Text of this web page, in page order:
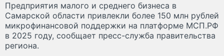
Предприятия малого и среднего бизнеса в
Самарской области привлекли более 150 млн рублей
микрофинансовой поддержки на платформе МСП.РФ
в 2025 году, сообщает пресс-служба правительства
региона.